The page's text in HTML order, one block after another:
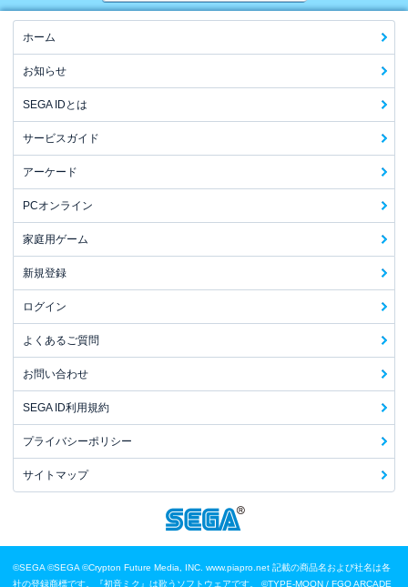
ホーム
お知らせ
SEGA IDとは
サービスガイド
アーケード
PCオンライン
家庭用ゲーム
新規登録
ログイン
よくあるご質問
お問い合わせ
SEGA ID利用規約
プライバシーポリシー
サイトマップ
©SEGA ©SEGA ©Crypton Future Media, INC. www.piapro.net 記載の商品名および社名は各
社の登録商標です。『初音ミク』は歌うソフトウェアです。
©TYPE-MOON / FGO ARCADE